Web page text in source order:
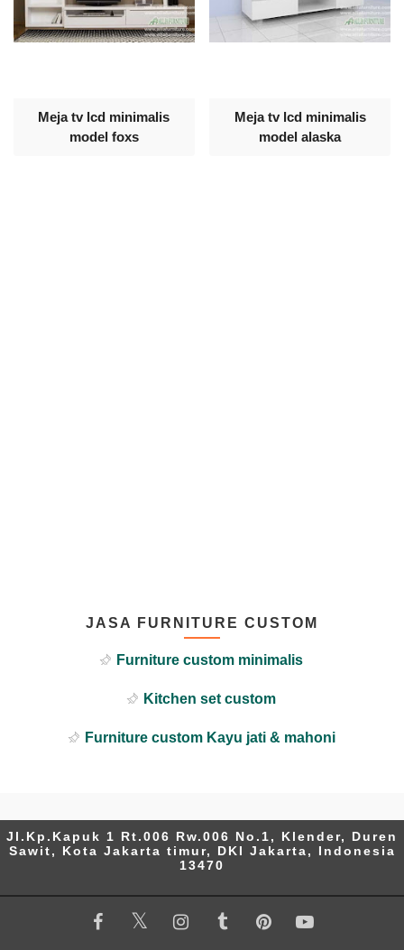
Meja tv lcd minimalis
model foxs
Meja tv lcd minimalis
model alaska
JASA FURNITURE CUSTOM
Furniture custom minimalis
Kitchen set custom
Furniture custom Kayu jati & mahoni
Jl.Kp.Kapuk 1 Rt.006 Rw.006 No.1, Klender, Duren
Sawit, Kota Jakarta timur, DKI Jakarta, Indonesia
13470